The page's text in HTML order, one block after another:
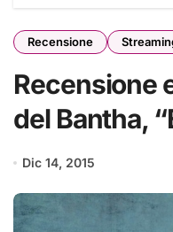
Recensione
Recensione
del Bantha,
Dic 14, 2015